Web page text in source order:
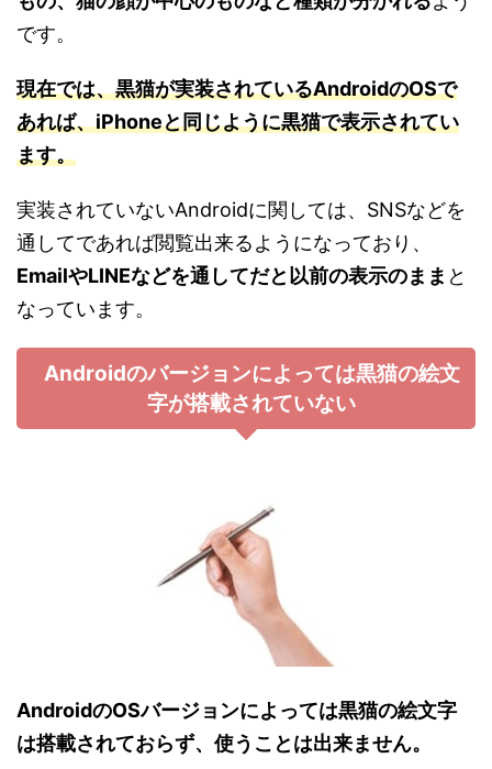
です。
現在では、黒猫が実装されているAndroidのOSで
あれば、iPhoneと同じように黒猫で表示されてい
ます。
実装されていないAndroidに関しては、SNSなどを
通してであれば閲覧出来るようになっており、
EmailやLINEなどを通してだと以前の表示のまま と
なっています。
Androidのバージョンによっては黒猫の絵文
字が搭載されていない
AndroidのOSバージョンによっては黒猫の絵文字
は搭載されておらず、使うことは出来ません。